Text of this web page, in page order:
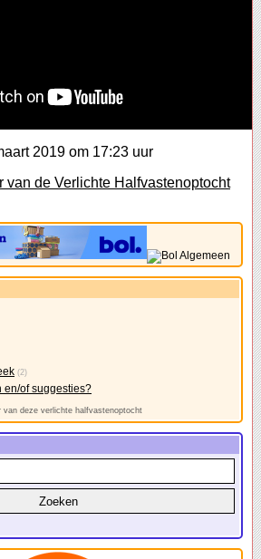
2019 om 17:23 uur
van de Verlichte Halfvastenoptocht
(2)
en/of suggesties?
van deze verlichte halfvastenoptocht